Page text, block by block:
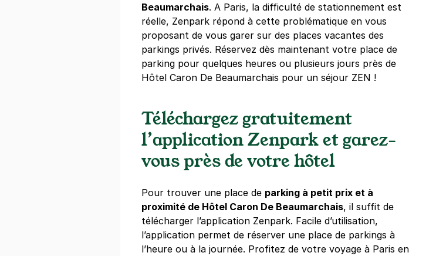
4 €/heure 41 €/jour, 132 €/semaine(tarifs dégressifs)
Réserver
+ Abonnements disponibles
37 boulevard Saint-Germain
75005 Paris
4,4(274 avis)
5,40 €/heure,48,60 €/jour, 163,08 €/semaine(tarifs dégressifs)
Paris - Les Halles Saint-Eustache - SAEMES
22 rue des Halles
75001Paris
Beaumarchais. A Paris, la difficulté de stationnement est
réelle, Zenpark répond à cette problématique en vous
proposant de vous garer sur des places vacantes des
parkings privés. Réservez dès maintenant votre place de
parking pour quelques heures ou plusieurs jours près de
Hôtel Caron De Beaumarchais pour un séjour ZEN !
Téléchargez gratuitement
l’application Zenpark et garez-
vous près de votre hôtel
Pour trouver une place de parking à petit prix et à
proximité de Hôtel Caron De Beaumarchais, il suffit de
télécharger l’application Zenpark. Facile d’utilisation,
l’application permet de réserver une place de parkings à
l’heure ou à la journée. Profitez de votre voyage à Paris en